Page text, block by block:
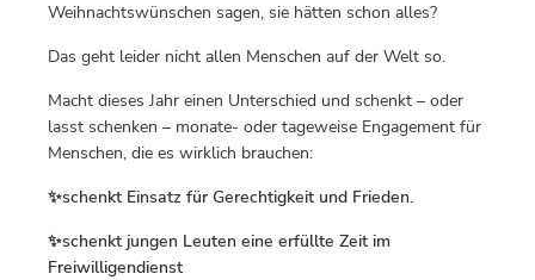
Weihnachtswünschen sagen, sie hätten schon alles?
Das geht leider nicht allen Menschen auf der Welt so.
Macht dieses Jahr einen Unterschied und schenkt – oder
lasst schenken – monate- oder tageweise Engagement für
Menschen, die es wirklich brauchen:
✨schenkt Einsatz für Gerechtigkeit und Frieden.
✨schenkt jungen Leuten eine erfüllte Zeit im
Freiwilligendienst